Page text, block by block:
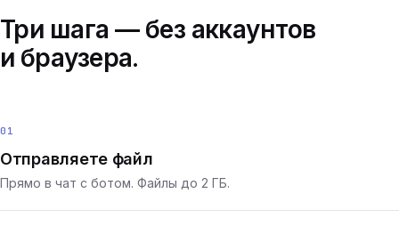
Три шага — без аккаунтов
и браузера.
01
Отправляете файл
Прямо в чат с ботом. Файлы до 2 ГБ.